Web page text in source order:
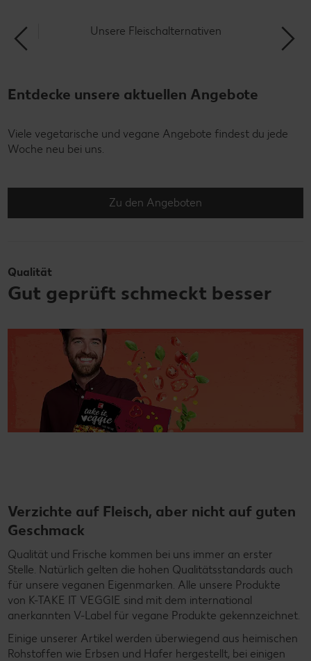
Unsere Fleischalternativen
Entdecke unsere aktuellen Angebote
Viele vegetarische und vegane Angebote findest du jede
Woche neu bei uns.
Zu den Angeboten
Qualität
Gut geprüft schmeckt besser
Verzichte auf Fleisch, aber nicht auf guten
Geschmack
Qualität und Frische kommen bei uns immer an erster
Stelle. Natürlich gelten die hohen Qualitätsstandards auch
für unsere veganen Eigenmarken. Alle unsere Produkte
von K-TAKE IT VEGGIE sind mit dem international
anerkannten V-Label für vegane Produkte gekennzeichnet.
Einige unserer Artikel werden überwiegend aus heimischen
Rohstoffen wie Erbsen und Hafer hergestellt, bei einigen